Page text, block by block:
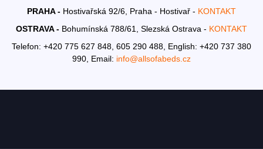
PRAHA - Hostivařská 92/6, Praha - Hostivař - KONTAKT
OSTRAVA - Bohumínská 788/61, Slezská Ostrava - KONTAKT
Telefon: +420 775 627 848, 605 290 488, English: +420 737 380
990, Email: info@allsofabeds.cz